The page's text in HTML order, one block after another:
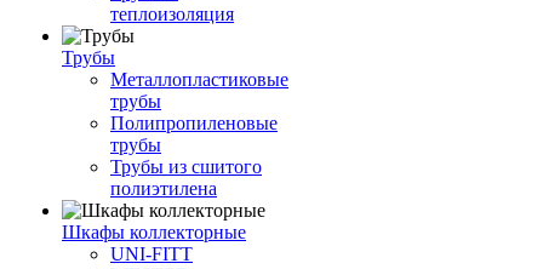
теплоизоляция
Трубы
Металлопластиковые
трубы
Полипропиленовые
трубы
Трубы из сшитого
полиэтилена
Шкафы коллекторные
UNI-FITT